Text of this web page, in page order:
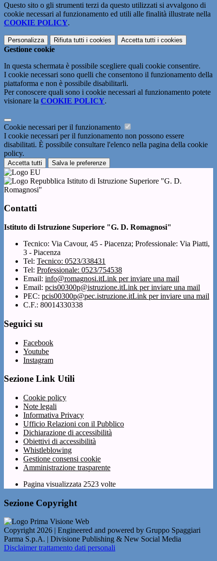
Questo sito o gli strumenti terzi da questo utilizzati si avvalgono di
cookie necessari al funzionamento ed utili alle finalità illustrate nella
COOKIE POLICY.
Personalizza Rifiuta tutti i cookies Accetta tutti i cookies
Gestione cookie
In questa schermata è possibile scegliere quali cookie consentire.
I cookie necessari sono quelli che consentono il funzionamento della
piattaforma e non è possibile disabilitarli.
Per conoscere quali sono i cookie necessari al funzionamento potete
visionare la COOKIE POLICY.
Cookie necessari per il funzionamento
I cookie necessari per il funzionamento non possono essere
disabilitati. È possibile consultare l'elenco nella pagina della cookie
policy.
Accetta tutti Salva le preferenze
Istituto di Istruzione Superiore "G. D.
Romagnosi"
Contatti
Istituto di Istruzione Superiore "G. D. Romagnosi"
Tecnico: Via Cavour, 45 - Piacenza; Professionale: Via Piatti,
3 - Piacenza
Tel: Tecnico: 0523/338431
Tel: Professionale: 0523/754538
Email: info@romagnosi.itLink per inviare una mail
Email: pcis00300p@istruzione.itLink per inviare una mail
PEC: pcis00300p@pec.istruzione.itLink per inviare una mail
C.F.: 80014330338
Seguici su
Facebook
Youtube
Instagram
Sezione Link Utili
Cookie policy
Note legali
Informativa Privacy
Ufficio Relazioni con il Pubblico
Dichiarazione di accessibilità
Obiettivi di accessibilità
Whistleblowing
Gestione consensi cookie
Amministrazione trasparente
Pagina visualizzata 2523 volte
Sezione Copyright
Copyright 2026 | Engineered and powered by Gruppo Spaggiari
Parma S.p.A. | Divisione Publishing & New Social Media
Disclaimer trattamento dati personali